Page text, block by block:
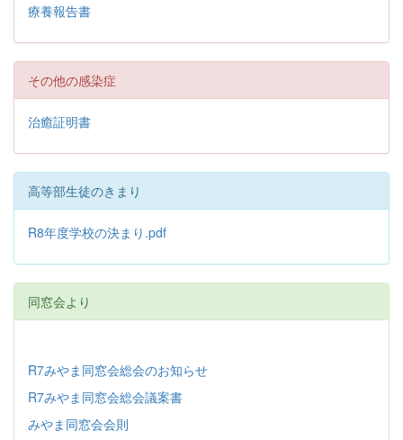
療養報告書
その他の感染症
治癒証明書
高等部生徒のきまり
R8年度学校の決まり.pdf
同窓会より
R7みやま同窓会総会のお知らせ
R7みやま同窓会総会議案書
みやま同窓会会則